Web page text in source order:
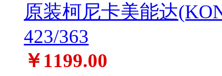
原装柯尼卡美能达
423/363
￥1199.00